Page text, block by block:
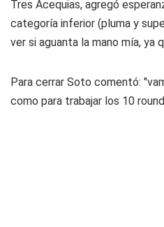
Tres Acequias, agregó
categoría inferior (pluma y
ver si aguanta la mano mía, ya
Para cerrar Soto comentó:
como para trabajar los 10